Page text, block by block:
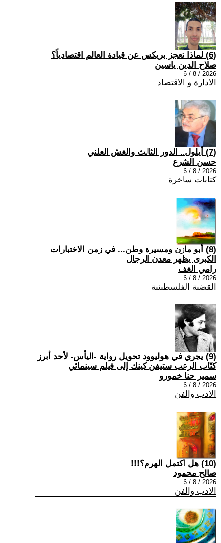
(6) لماذا تعجز بريكس عن قيادة العالم اقتصادياً؟
صلاح الدين ياسين
2026 / 8 / 6
الادارة و الاقتصاد
(7) أيلول.. الدور الثالث والغش العلني
حسن الشرع
2026 / 8 / 6
كتابات ساخرة
(8) أبو مازن ومسيرة وطن... في زمن الاختبارات
الكبرى يظهر معدن الرجال
رامي الغف
2026 / 8 / 6
القضية الفلسطينية
(9) يجري في هوليوود تحويل رواية -اليأس- لأحد أبرز
كتّاب الرعب ستيفن كينك إلى فيلم سينمائي
سمير حنا خمورو
2026 / 8 / 6
الادب والفن
(10) هل اكتمل الهرم؟!!!
صالح محمود
2026 / 8 / 6
الادب والفن